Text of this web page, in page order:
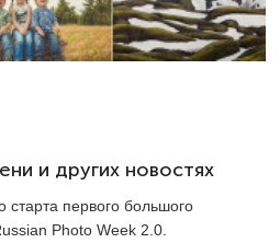
и других новостях
первого большого
Photo Week 2.0.